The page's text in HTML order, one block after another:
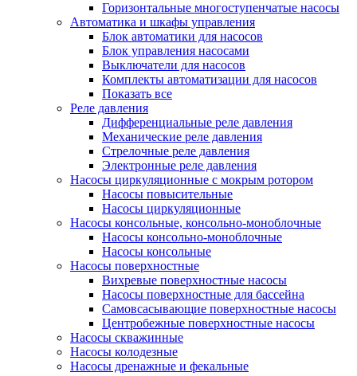
Горизонтальные многоступенчатые насосы
Автоматика и шкафы управления
Блок автоматики для насосов
Блок управления насосами
Выключатели для насосов
Комплекты автоматизации для насосов
Показать все
Реле давления
Дифференциальные реле давления
Механические реле давления
Стрелочные реле давления
Электронные реле давления
Насосы циркуляционные с мокрым ротором
Насосы повысительные
Насосы циркуляционные
Насосы консольные, консольно-моноблочные
Насосы консольно-моноблочные
Насосы консольные
Насосы поверхностные
Вихревые поверхностные насосы
Насосы поверхностные для бассейна
Самовсасывающие поверхностные насосы
Центробежные поверхностные насосы
Насосы скважинные
Насосы колодезные
Насосы дренажные и фекальные